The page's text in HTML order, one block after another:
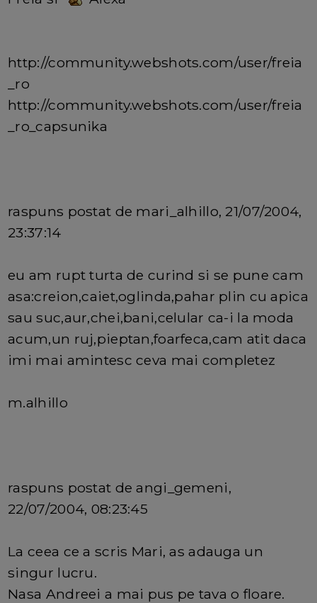
http://community.webshots.com/user/freia
_ro
http://community.webshots.com/user/freia
_ro_capsunika
raspuns postat de mari_alhillo, 21/07/2004,
23:37:14
eu am rupt turta de curind si se pune cam
asa:creion,caiet,oglinda,pahar plin cu apica
sau suc,aur,chei,bani,celular ca-i la moda
acum,un ruj,pieptan,foarfeca,cam atit daca
imi mai amintesc ceva mai completez
m.alhillo
raspuns postat de angi_gemeni,
22/07/2004, 08:23:45
La ceea ce a scris Mari, as adauga un
singur lucru.
Nasa Andreei a mai pus pe tava o floare.